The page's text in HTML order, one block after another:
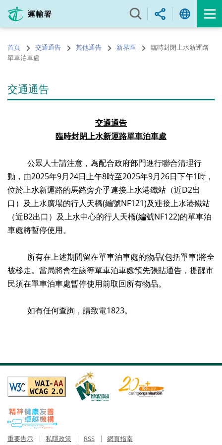
內
的
開
首頁 交通通告 其他通告 新界區
臨時封閉上水新運路
單車泊車處
交通通告
交通通告
臨時封閉上水新運路單車泊車處
公眾人士請注意，為配合政府部門進行聯合清理行
動，由2025年9月24日上午8時至2025年9月26日下午1時，
位於上水新運路的馬路旁介乎連接上水港鐵站（近D2出
口）及上水廣場的行人天橋(編號NF121)及連接上水港鐵站
（近B2出口）及上水中心的行人天橋(編號NF122)的單車泊
車處將暫停使用。
所有在上述期間留在單車泊車處的物品(包括單車)將全
被移走。當局將會在該等單車泊車處預先張貼通告，提醒市
民須在單車泊車處暫停使用前取回所有物品。
如有任何查詢，請致電1823。
重要告示 私隱政策 RSS 網頁指南